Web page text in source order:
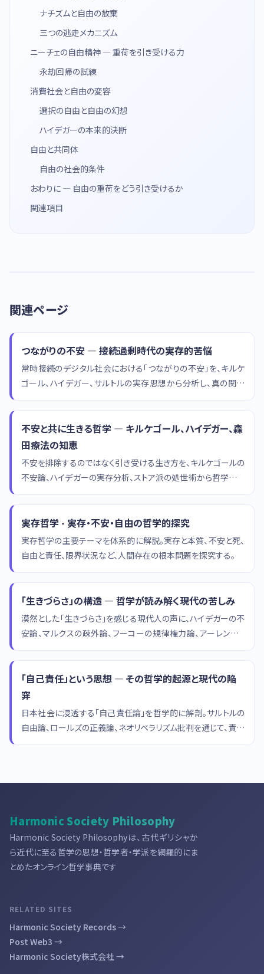
ナチズムと自由の放棄
三つの逃走メカニズム
ニーチェの自由精神 — 重荷を引き受ける力
永劫回帰の試練
消費社会と自由の変容
選択の自由と自由の幻想
ハイデガーの本来的決断
自由と共同体
自由の社会的条件
おわりに — 自由の重荷をどう引き受けるか
関連項目
関連ページ
つながりの不安 — 接続過剰時代の実存的苦悩
常時接続のデジタル社会における「つながりの不安」を、キルケ
ゴール、ハイデガー、サルトルの実存思想から分析し、真の関係
不安と共に生きる哲学 — キルケゴール、ハイデガー、森
田療法の知恵
不安を排除するのではなく引き受ける生き方を、キルケゴールの
不安論、ハイデガーの実存分析、ストア派の処世術から哲学的に
実存哲学 - 実存・不安・自由の哲学的探究
実存哲学の主要テーマを体系的に解説。実存と本質、不安と死、
自由と責任、限界状況など、人間存在の根本問題を探究する。
「生きづらさ」の構造 — 哲学が読み解く現代の苦しみ
漠然とした「生きづらさ」を感じる現代人の声に、ハイデガーの不
安論、マルクスの疎外論、フーコーの規律権力論、アーレントの
「自己責任」という思想 — その哲学的起源と現代の陥
穽
日本社会に浸透する「自己責任論」を哲学的に解剖。サルトルの
自由論、ロールズの正義論、ネオリベラリズム批判を通じて、責任
Harmonic Society Philosophy
Harmonic Society Philosophyは、古代ギリシャか
ら近代に至る哲学の思想・哲学者・学派を網羅的にま
とめたオンライン哲学事典です
RELATED SITES
Harmonic Society Records →
Post Web3 →
Harmonic Society株式会社 →